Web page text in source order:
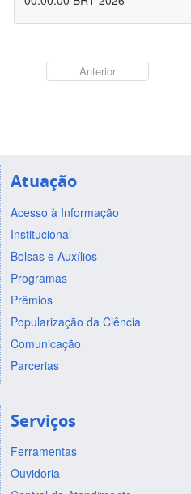
Anterior
Atuação
Acesso à Informação
Institucional
Bolsas e Auxílios
Programas
Prêmios
Popularização da Ciência
Comunicação
Parcerias
Serviços
Ferramentas
Ouvidoria